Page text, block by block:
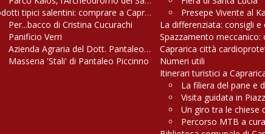
tipici salentini: comprare a Caprarica conviene
Per...bacco di Cristina Cucurachi
Panificio Verri
Azienda Agraria del Dott. Pantaleo Greco
Masseria 'Stali' di Pantaleo Piccinno
Presepe Vivente al
La differenziata: consigli e
Spazzamento meccanico:
Caprarica città
Numeri utili
Itinerari turistici a
La filiera del pane e
Visita guidata in
Un giro tra le chiese
Percorso MTB a cura